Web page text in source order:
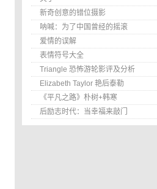
新奇创意的错位摄影
呐喊：为了中国曾经的摇滚
爱情的误解
表情符号大全
Triangle 恐怖游轮影评及分析
Elizabeth Taylor 艳后泰勒
《平凡之路》朴树+韩寒
后励志时代：当幸福来敲门